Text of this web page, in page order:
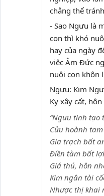
chẳng thể
- Sao Ngưu là
con thì khó
hay của ngày
việc Âm Đức
nuôi con khôn
Ngưu: Kim
Kỵ xây cất,
“Ngưu tinh tạo
Cửu hoành
Gia trạch bất
Điền tàm bất
Giá thú, hôn
Kim ngân tài
Nhược thị khai